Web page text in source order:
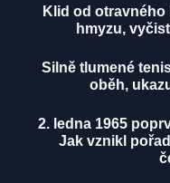
Klid od
hmyzu,
Silně tlumené
oběh,
2. ledna 1965
Jak vznikl